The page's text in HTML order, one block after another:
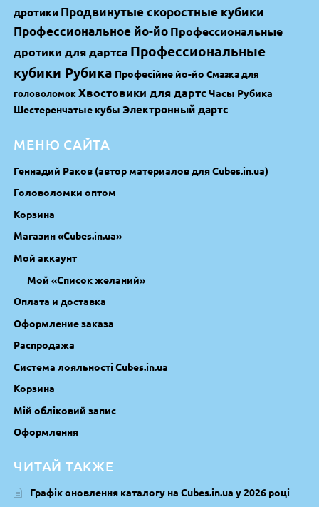
дротики Продвинутые скоростные кубики
Профессиональное йо-йоПрофессиональные
дротики для дартса Профессиональные
кубики Рубика Професійне йо-йо Смазка для
головоломокХвостовики для дартсЧасы Рубика
Шестеренчатые кубы Электронный дартс
МЕНЮ САЙТА
Геннадий Раков (автор материалов для Cubes.in.ua)
Головоломки оптом
Корзина
Магазин «Cubes.in.ua»
Мой аккаунт
Мой «Список желаний»
Оплата и доставка
Оформление заказа
Распродажа
Система лояльності Cubes.in.ua
Корзина
Мій обліковий запис
Оформлення
ЧИТАЙ ТАКЖЕ
Графік оновлення каталогу на Cubes.in.ua у 2026 році